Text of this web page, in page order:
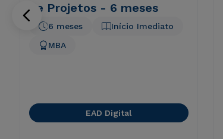
de Projetos - 6 meses
Início Imediato
6 meses
MBA
EAD Digital